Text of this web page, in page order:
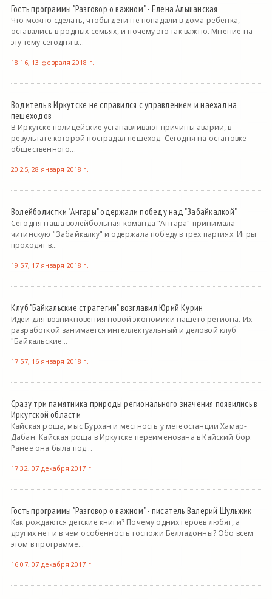
Гость программы "Разговор о важном" - Елена Альшанская
Что можно сделать, чтобы дети не попадали в дома ребенка,
оставались в родных семьях, и почему это так важно. Мнение на
эту тему сегодня в...
18:16, 13 февраля 2018 г.
Водитель в Иркутске не справился с управлением и наехал на
пешеходов
В Иркутске полицейские устанавливают причины аварии, в
результате которой пострадал пешеход. Сегодня на остановке
общественного...
20:25, 28 января 2018 г.
Волейболистки "Ангары" одержали победу над "Забайкалкой"
Сегодня наша волейбольная команда "Ангара" принимала
читинскую "Забайкалку" и одержала победу в трех партиях. Игры
проходят в...
19:57, 17 января 2018 г.
Клуб "Байкальские стратегии" возглавил Юрий Курин
Идеи для возникновения новой экономики нашего региона. Их
разработкой занимается интеллектуальный и деловой клуб
"Байкальские...
17:57, 16 января 2018 г.
Сразу три памятника природы регионального значения появились в
Иркутской области
Кайская роща, мыс Бурхан и местность у метеостанции Хамар-
Дабан. Кайская роща в Иркутске переименована в Кайский бор.
Ранее она была под...
17:32, 07 декабря 2017 г.
Гость программы "Разговор о важном" - писатель Валерий Шульжик
Как рождаются детские книги? Почему одних героев любят, а
других нет и в чем особенность госпожи Белладонны? Обо всем
этом в программе...
16:07, 07 декабря 2017 г.